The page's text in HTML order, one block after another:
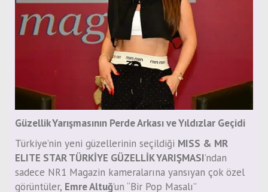
Güzellik Yarışmasının Perde Arkası ve Yıldızlar Geçidi
Türkiye’nin yeni güzellerinin seçildiği MISS & MR
ELITE STAR TÜRKİYE GÜZELLİK YARIŞMASI’ndan
sadece NR1 Magazin kameralarına yansıyan çok özel
görüntüler, Emre Altuğ’un “Bir Pop Masalı”